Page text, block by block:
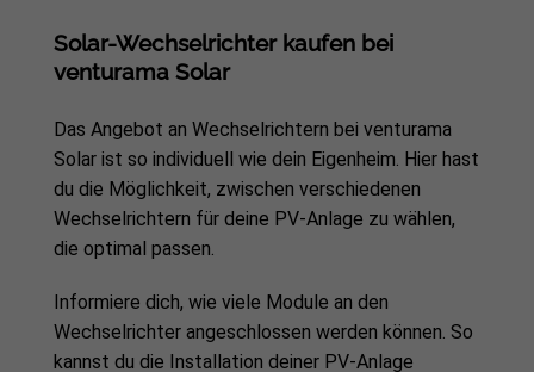
Solar-Wechselrichter kaufen bei
venturama Solar
Das Angebot an Wechselrichtern bei venturama
Solar ist so individuell wie dein Eigenheim. Hier hast
du die Möglichkeit, zwischen verschiedenen
Wechselrichtern für deine PV-Anlage zu wählen,
die optimal passen.
Informiere dich, wie viele Module an den
Wechselrichter angeschlossen werden können. So
kannst du die Installation deiner PV-Anlage